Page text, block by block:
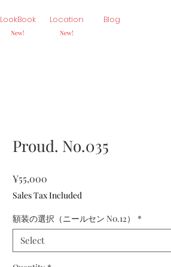
LookBook
New!
Location Blog
New!
Proud. No.035
¥55,000
Sales Tax Included
額装の選択（ニールセン N0.12） *
Select